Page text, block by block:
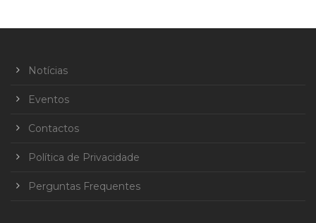
Notícias
Eventos
Contactos
Política de Privacidade
Perguntas Frequentes